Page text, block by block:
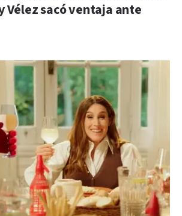
Vélez sacó ventaja ante